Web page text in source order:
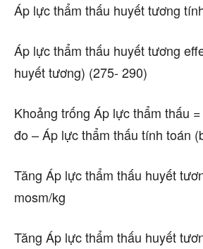
Áp lực thẩm thấu huyết tương
Áp lực thẩm thấu huyết tương
huyết tương) (275- 290)
Khoảng trống Áp lực thẩm thấu
đo – Áp lực thẩm thấu tính toán
Tăng Áp lực thẩm thấu huyết
mosm/kg
Tăng Áp lực thẩm thấu huyết